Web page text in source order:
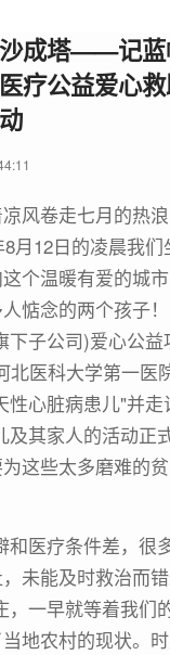
成塔——记蓝
疗公益爱心
风卷走七月的热
月12日的凌晨我
个温暖有爱的城
惦念的两个孩子
下子公司)爱心公
北医科大学第一医
性心脏病患儿"并
及其家人的活动正
这些太多磨难的
和医疗条件差，很
未能及时救治而
，一早就等着我们
地农村的现状。